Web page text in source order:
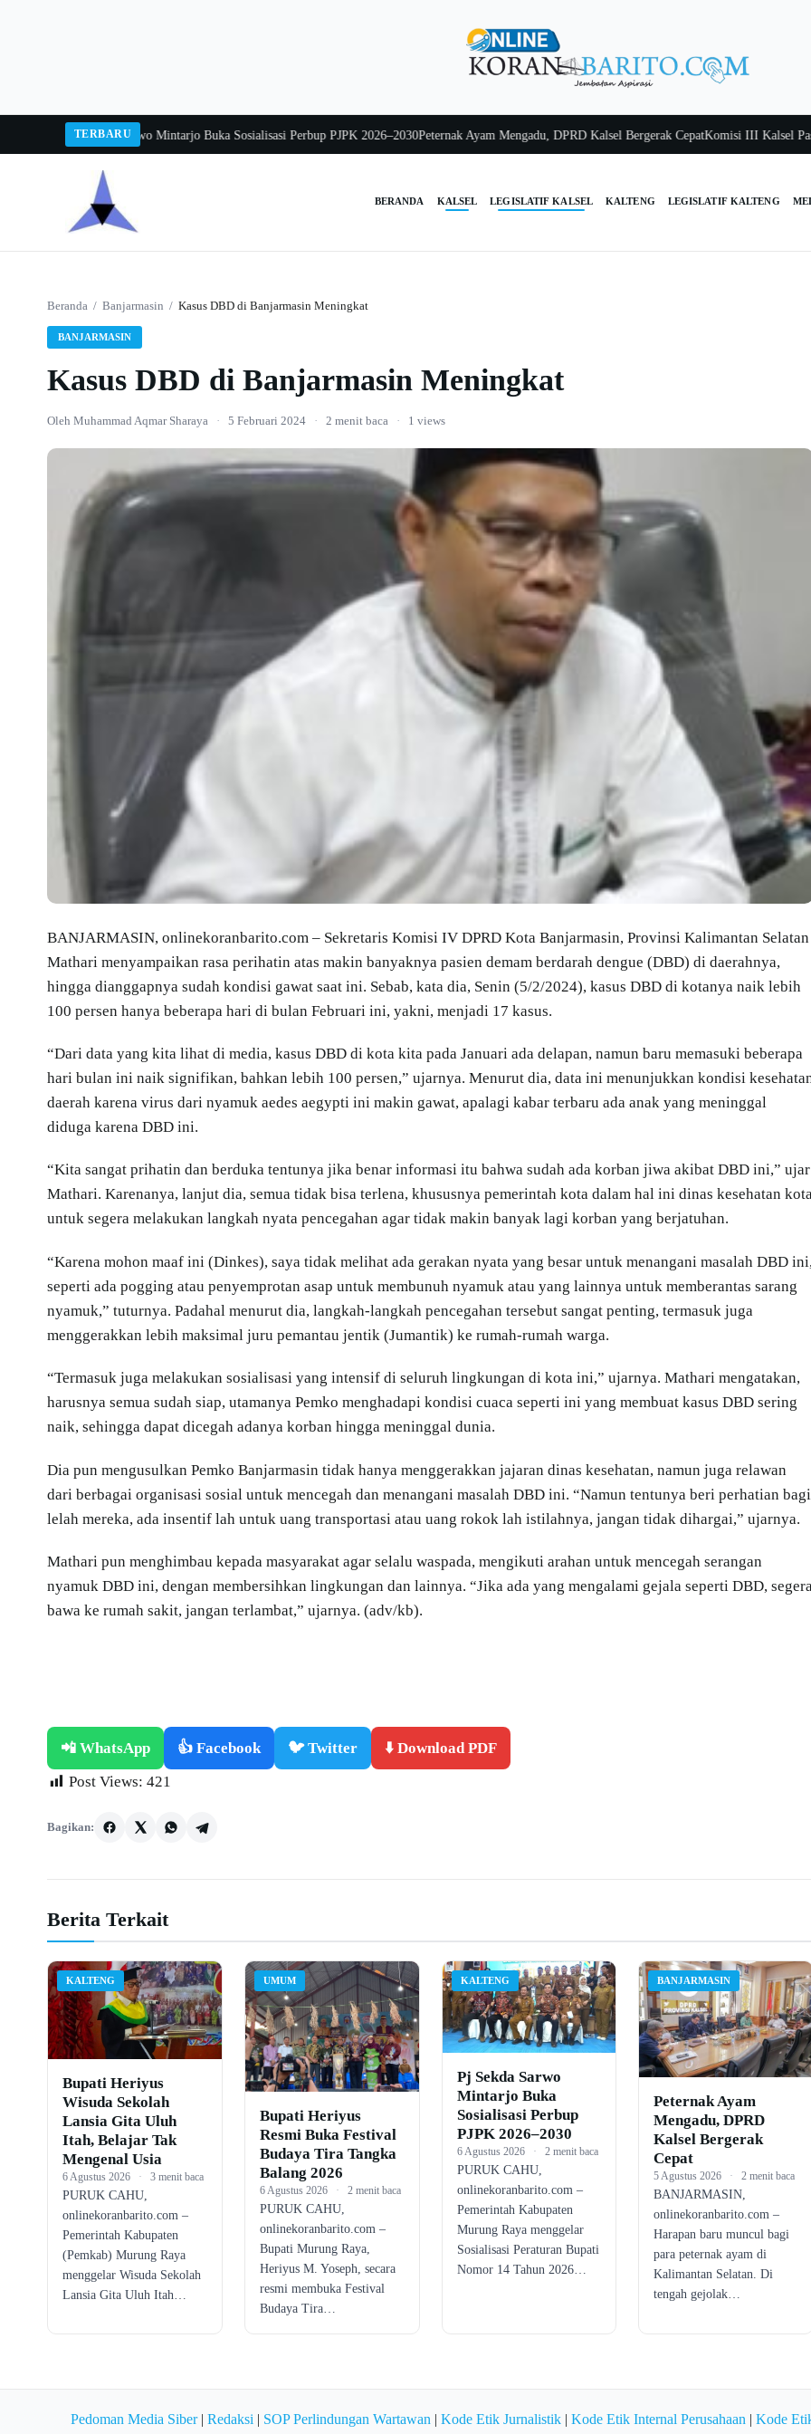
TERBARU
Pj Sekda Sarwo Mintarjo Buka Sosialisasi Perbup PJPK 2026–2030Peternak Ayam Mengadu, DPRD Kalsel Bergerak Cepat Komisi III Kalsel Pastikan
BERANDA KALSEL LEGISLATIF KALSEL KALTENG LEGISLATIF KALTENG
Beranda / Banjarmasin / Kasus DBD di Banjarmasin Meningkat
BANJARMASIN
Kasus DBD di Banjarmasin Meningkat
Oleh Muhammad Aqmar Sharaya · 5 Februari 2024 · 2 menit baca · 1 views
BANJARMASIN, onlinekoranbarito.com – Sekretaris Komisi IV DPRD Kota Banjarmasin, Provinsi Kalimantan Selatan
Mathari menyampaikan rasa perihatin atas makin banyaknya pasien demam berdarah dengue (DBD) di daerahnya,
hingga dianggapnya sudah kondisi gawat saat ini. Sebab, kata dia, Senin (5/2/2024), kasus DBD di kotanya naik lebih
100 persen hanya beberapa hari di bulan Februari ini, yakni, menjadi 17 kasus.
“Dari data yang kita lihat di media, kasus DBD di kota kita pada Januari ada delapan, namun baru memasuki beberapa
hari bulan ini naik signifikan, bahkan lebih 100 persen,” ujarnya. Menurut dia, data ini menunjukkan kondisi
daerah karena virus dari nyamuk aedes aegypti ini makin gawat, apalagi kabar terbaru ada anak yang meninggal
diduga karena DBD ini.
“Kita sangat prihatin dan berduka tentunya jika benar informasi itu bahwa sudah ada korban jiwa akibat DBD ini,” ujar
Mathari. Karenanya, lanjut dia, semua tidak bisa terlena, khususnya pemerintah kota dalam hal ini dinas kesehatan
untuk segera melakukan langkah nyata pencegahan agar tidak makin banyak lagi korban yang berjatuhan.
“Karena mohon maaf ini (Dinkes), saya tidak melihat ada gerakan nyata yang besar untuk menangani masalah DBD
seperti ada pogging atau penyemprotan asap untuk membunuh nyamuk atau yang lainnya untuk memberantas sarang
nyamuk,” tuturnya. Padahal menurut dia, langkah-langkah pencegahan tersebut sangat penting, termasuk juga
menggerakkan lebih maksimal juru pemantau jentik (Jumantik) ke rumah-rumah warga.
“Termasuk juga melakukan sosialisasi yang intensif di seluruh lingkungan di kota ini,” ujarnya. Mathari mengatakan,
harusnya semua sudah siap, utamanya Pemko menghadapi kondisi cuaca seperti ini yang membuat kasus DBD sering
naik, sehingga dapat dicegah adanya korban hingga meninggal dunia.
Dia pun mengusulkan Pemko Banjarmasin tidak hanya menggerakkan jajaran dinas kesehatan, namun juga relawan
dari berbagai organisasi sosial untuk mencegah dan menangani masalah DBD ini. “Namun tentunya beri perhatian bagi
lelah mereka, ada insentif lah untuk uang transportasi atau uang rokok lah istilahnya, jangan tidak dihargai,” ujarnya.
Mathari pun menghimbau kepada masyarakat agar selalu waspada, mengikuti arahan untuk mencegah serangan
nyamuk DBD ini, dengan membersihkan lingkungan dan lainnya. “Jika ada yang mengalami gejala seperti DBD,
bawa ke rumah sakit, jangan terlambat,” ujarnya. (adv/kb).
📲 WhatsApp 👍 Facebook 🐦 Twitter
⬇️ Download PDF
Post Views: 421
Bagikan:
Berita Terkait
KALTENG
Bupati Heriyus
Wisuda Sekolah
Lansia Gita Uluh
Itah, Belajar Tak
Mengenal Usia
6 Agustus 2026 · 3 menit baca
PURUK CAHU,
onlinekoranbarito.com –
Pemerintah Kabupaten
(Pemkab) Murung Raya
menggelar Wisuda Sekolah
Lansia Gita Uluh Itah…
UMUM
Bupati Heriyus
Resmi Buka Festival
Budaya Tira Tangka
Balang 2026
6 Agustus 2026 · 2 menit baca
PURUK CAHU,
onlinekoranbarito.com –
Bupati Murung Raya,
Heriyus M. Yoseph, secara
resmi membuka Festival
Budaya Tira…
KALTENG
Pj Sekda Sarwo
Mintarjo Buka
Sosialisasi Perbup
PJPK 2026–2030
6 Agustus 2026 · 2 menit baca
PURUK CAHU,
onlinekoranbarito.com –
Pemerintah Kabupaten
Murung Raya menggelar
Sosialisasi Peraturan Bupati
Nomor 14 Tahun 2026…
BANJARMASIN
Peternak Ayam
Mengadu, DPRD
Kalsel Bergerak
Cepat
5 Agustus 2026 · 2 menit baca
BANJARMASIN,
onlinekoranbarito.com –
Harapan baru muncul bagi
para peternak ayam di
Kalimantan Selatan. Di
tengah gejolak…
Pedoman Media Siber| Redaksi | SOP Perlindungan Wartawan | Kode Etik Jurnalistik | Kode Etik Internal Perusahaan | Kode